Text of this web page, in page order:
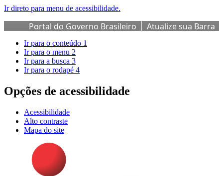
Ir direto para menu de acessibilidade.
Portal do Governo Brasileiro
Atualize sua Barra
de Governo
Ir para o conteúdo 1
Ir para o menu 2
Ir para a busca 3
Ir para o rodapé 4
Opções de acessibilidade
Acessibilidade
Alto contraste
Mapa do site